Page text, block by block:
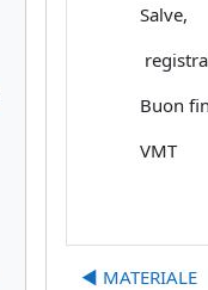
Salve,
Buon
VMT
◀︎ MATERIALE